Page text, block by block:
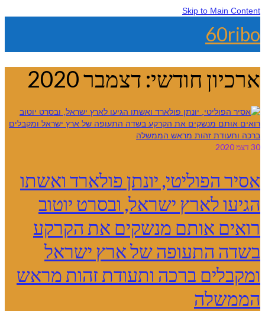
Skip to Main Content
60ribo
ארכיון חודשי: דצמבר 2020
30דצמ 2020
אסיר הפוליטי, יונתן פולארד ואשתו
הגיעו לארץ ישראל, ובסרט יוטוב
רואים אותם מנשקים את הקרקע
בשדה התעופה של ארץ ישראל
ומקבלים ברכה ותעודת זהות מראש
הממשלה